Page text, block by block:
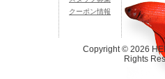
クーポン情報
Copyright © 2026
Rights